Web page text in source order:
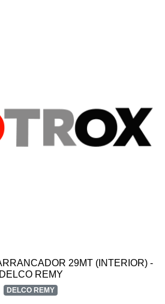
29MT (INTERIOR) -
DELCO REMY
DELCO REMY